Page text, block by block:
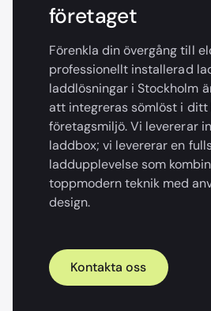
företaget
Förenkla din övergång till
professionellt installerad
laddlösningar i Stockholm
att integreras sömlöst i ditt
företagsmiljö. Vi levererar
laddbox; vi levererar en
laddupplevelse som
toppmodern teknik med
design.
Kontakta oss